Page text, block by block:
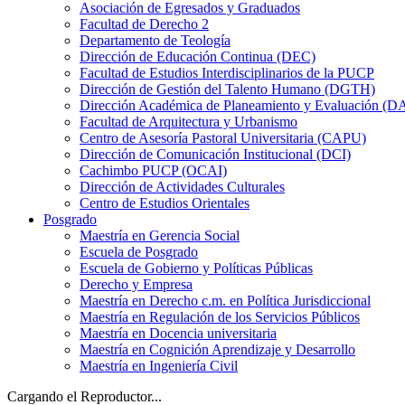
Asociación de Egresados y Graduados
Facultad de Derecho 2
Departamento de Teología
Dirección de Educación Continua (DEC)
Facultad de Estudios Interdisciplinarios de la PUCP
Dirección de Gestión del Talento Humano (DGTH)
Dirección Académica de Planeamiento y Evaluación
Facultad de Arquitectura y Urbanismo
Centro de Asesoría Pastoral Universitaria (CAPU)
Dirección de Comunicación Institucional (DCI)
Cachimbo PUCP (OCAI)
Dirección de Actividades Culturales
Centro de Estudios Orientales
Posgrado
Maestría en Gerencia Social
Escuela de Posgrado
Escuela de Gobierno y Políticas Públicas
Derecho y Empresa
Maestría en Derecho c.m. en Política Jurisdiccional
Maestría en Regulación de los Servicios Públicos
Maestría en Docencia universitaria
Maestría en Cognición Aprendizaje y Desarrollo
Maestría en Ingeniería Civil
Cargando el Reproductor...